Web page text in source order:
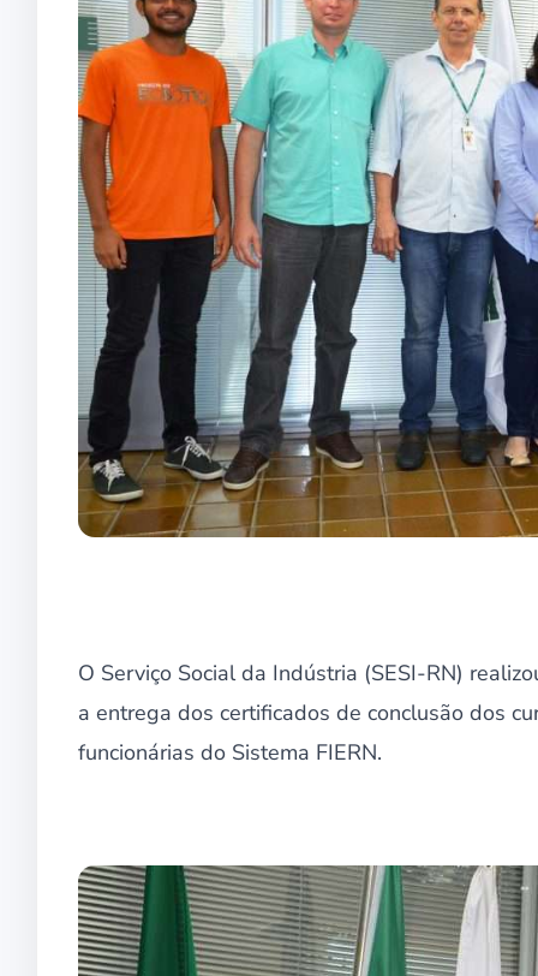
O Serviço Social da Indústria (SESI-RN)
a entrega dos certificados de conclusão dos
funcionárias do Sistema FIERN.